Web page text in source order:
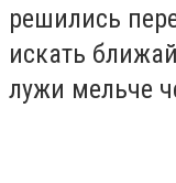
решились
искать
лужи мельче